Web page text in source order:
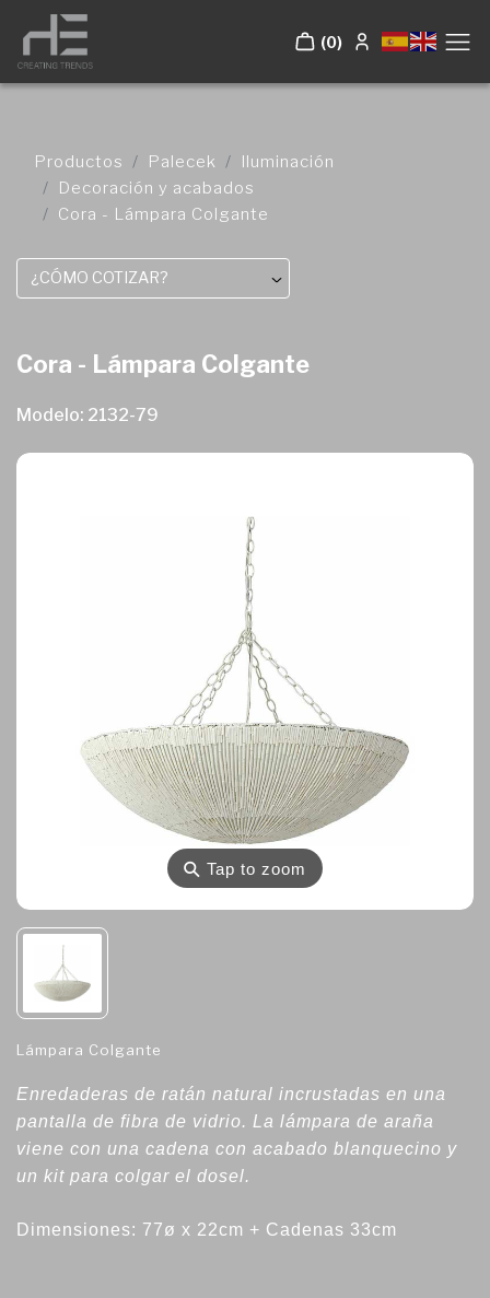
(0)
Productos Palecek
Iluminación
Decoración y acabados
Cora - Lámpara Colgante
¿CÓMO COTIZAR?
Cora - Lámpara Colgante
Modelo: 2132-79
⚲Tap to zoom
Lámpara Colgante
Enredaderas de ratán natural incrustadas en una
pantalla de fibra de vidrio. La lámpara de araña
viene con una cadena con acabado blanquecino y
un kit para colgar el dosel.
Dimensiones: 77ø x 22cm + Cadenas 33cm